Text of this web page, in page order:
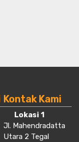
Kontak Kami
Lokasi 1
Jl. Mahendradatta
Utara 2 Tegal